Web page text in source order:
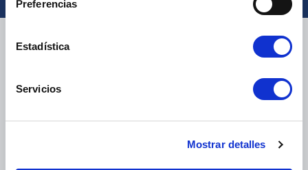
Preferencias
Estadística
Servicios
Mostrar detalles